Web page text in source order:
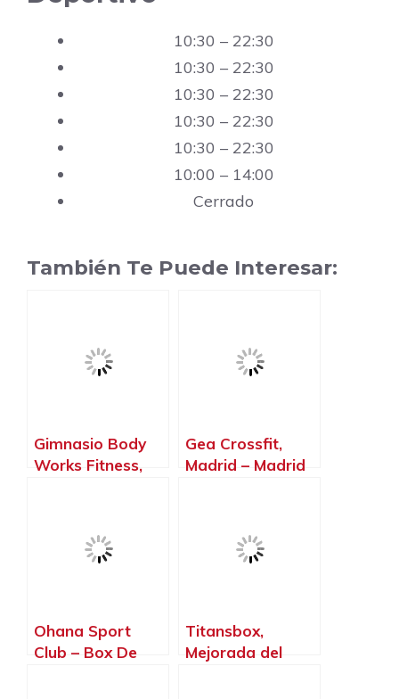
10:30 – 22:30
10:30 – 22:30
10:30 – 22:30
10:30 – 22:30
10:30 – 22:30
10:00 – 14:00
Cerrado
También Te Puede Interesar:
Gimnasio Body
Works Fitness,
Gea Crossfit,
Madrid – Madrid
Ohana Sport
Club – Box De
Titansbox,
Mejorada del